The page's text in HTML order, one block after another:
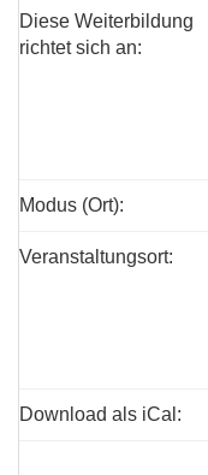
Diese Weiterbildung
richtet sich an:
Modus (Ort):
Veranstaltungsort:
Download als iCal: